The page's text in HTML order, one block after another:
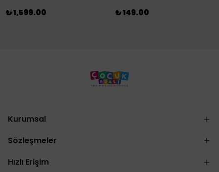
₺ 1,599.00 ₺ 149.00
Kurumsal
Sözleşmeler
Hızlı Erişim